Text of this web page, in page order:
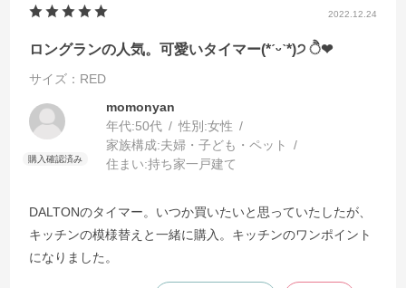
2022.12.24
ロングランの人気。可愛いタイマー(*ˊᵕˋ*)੭ ੈ❤︎
サイズ：RED
momonyan
年代:50代 性別:女性
家族構成:夫婦・子ども・ペット
住まい:持ち家一戸建て
DALTONのタイマー。いつか買いたいと思っていたしたが、
キッチンの模様替えと一緒に購入。キッチンのワンポイント
になりました。